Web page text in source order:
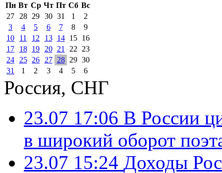
Пн Вт Ср Чт Пт Сб Вс
27
28 29 30 31 1
2
3
4 5 6 7 8
9
10
11 12 13 14 15
16
17
18 19 20 21 22
23
24
25 26 27 28 29 30
31
1 2 3 4 5 6
Россия, СНГ
23.07 17:06 В России
в широкий оборот
23.07 15:24 Доходы